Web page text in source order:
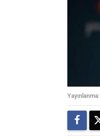
Yayınlanma: